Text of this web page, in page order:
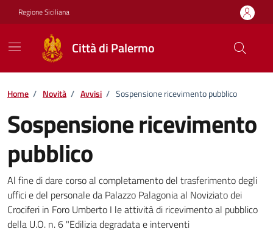
Vai ai contenuti
Vai al footer
Regione Siciliana
Città di Palermo
Home / Novità / Avvisi / Sospensione ricevimento pubblico
Sospensione ricevimento
pubblico
Dettagli della notizia
Al fine di dare corso al completamento del trasferimento degli
uffici e del personale da Palazzo Palagonia al Noviziato dei
Crociferi in Foro Umberto I le attività di ricevimento al pubblico
della U.O. n. 6 "Edilizia degradata e interventi